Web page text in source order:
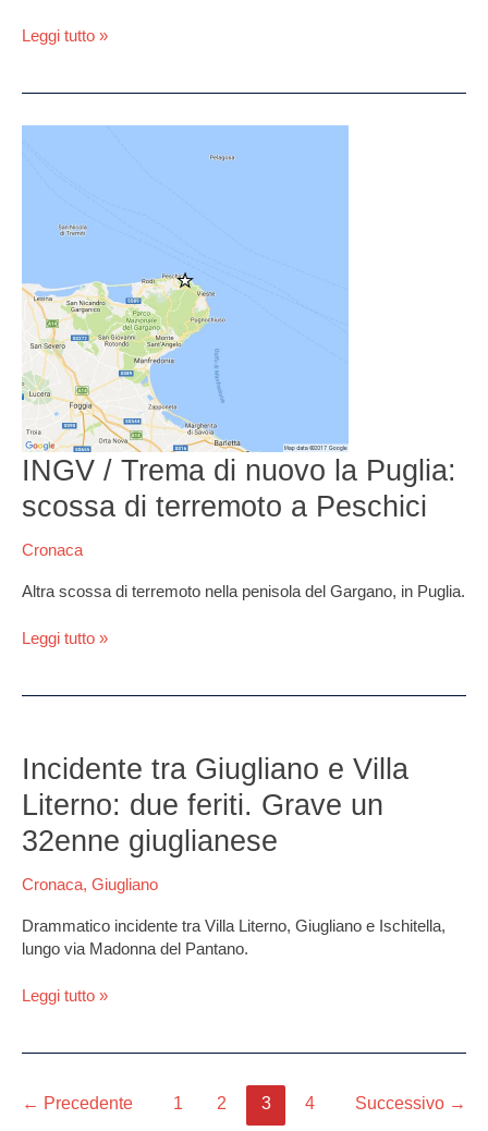
Leggi tutto »
INGV / Trema di nuovo la Puglia:
scossa di terremoto a Peschici
Cronaca
Altra scossa di terremoto nella penisola del Gargano, in Puglia.
nuovo
scossa
di
terremoto
Peschici
Leggi tutto »
Incidente tra Giugliano e Villa
Literno: due feriti. Grave un
32enne giuglianese
Cronaca, Giugliano
Drammatico incidente tra Villa Literno, Giugliano e Ischitella,
lungo via Madonna del Pantano.
tra
Giugliano
Villa
Literno:
due
Grave
un
giuglianese
Leggi tutto »
← Precedente 1 2 3 4 Successivo →